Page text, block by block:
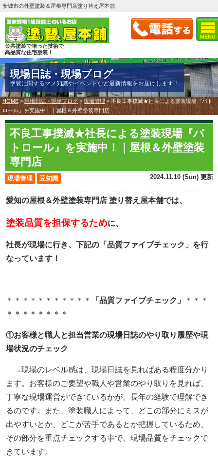
MENU
安城市の外壁塗装＆屋根専門店塗り替え屋本舗
公共塗装で培った技術で
高品質な住宅塗装！
現場日誌・現場ブログ
塗装に関するマメ知識やイベントなど最新情報をお届けします！
HOME >現場日誌・現場ブログ > 現場管理 > 不良工事撲滅★社長による塗装現場『パト
ロール』を実施中！｜屋根＆外壁塗装専門店
不良工事撲滅★社長による塗装現場『パ
トロール』を実施中！｜屋根＆外壁塗装
専門店
現場管理 豆知識 2024.11.10 (Sun) 更新
愛知の屋根＆外壁塗装専門店 塗り替え屋本舗では、
塗装品質を担保するために、
社長が現場に行き、下記の「品質ファイブチェック」を行
なっています！
＊＊＊＊＊＊＊＊＊＊＊ 「品質ファイブチェック」
＊＊＊
＊＊＊＊＊＊＊＊
①お客様と職人と担当営業の現場日誌のやり取り履歴や現
場状況のチェック
→現場のレベル感は、現場日誌を見ればある程度分かり
ます。お客様のご要望や職人や営業のやり取りを見れば、
丁寧な現場運営ができているかが、長年の経験で理解でき
るのです。また、塗装職人によって、どこの部分にミスが
出やすいとか、どこが苦手であるとか把握しているため、
その部分を重点チェックする事で、現場品質をチェックで
きています。